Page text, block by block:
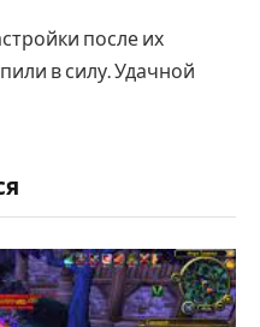
после их
в силу. Удачной